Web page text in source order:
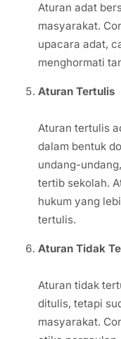
Aturan adat
masyarakat.
upacara adat,
menghormati
Aturan Tertulis
Aturan tertulis
dalam bentuk
undang-
tertib sekolah.
hukum yang
tertulis.
Aturan Tidak
Aturan tidak
ditulis, tetapi
masyarakat.